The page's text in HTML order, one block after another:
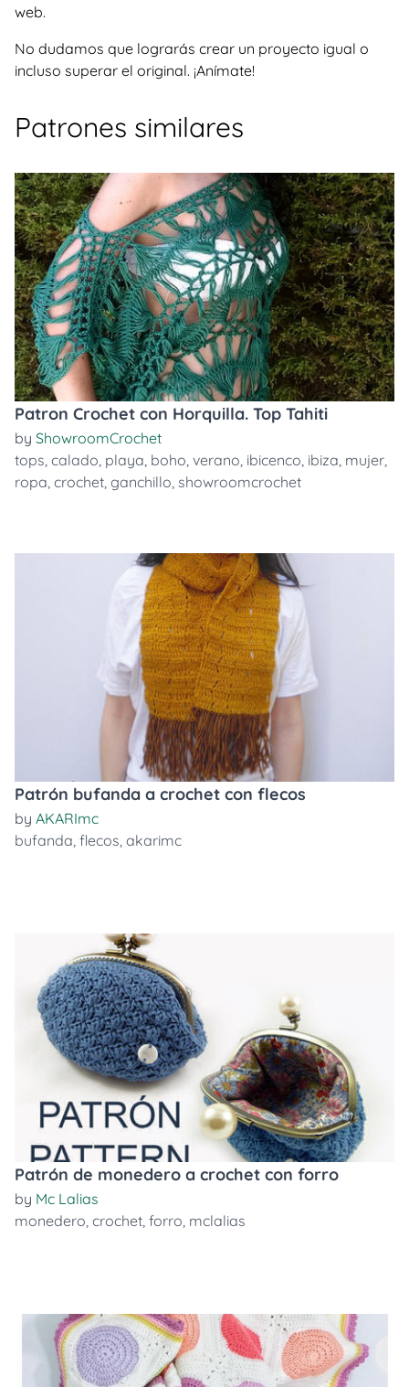
web.
No dudamos que lograrás crear un proyecto igual o
incluso superar el original. ¡Anímate!
Patrones similares
Patron Crochet con Horquilla. Top Tahiti
by ShowroomCrochet
tops, calado, playa, boho, verano, ibicenco, ibiza, mujer,
ropa, crochet, ganchillo, showroomcrochet
Patrón bufanda a crochet con flecos
by AKARImc
bufanda, flecos, akarimc
Patrón de monedero a crochet con forro
by Mc Lalias
monedero, crochet, forro, mclalias